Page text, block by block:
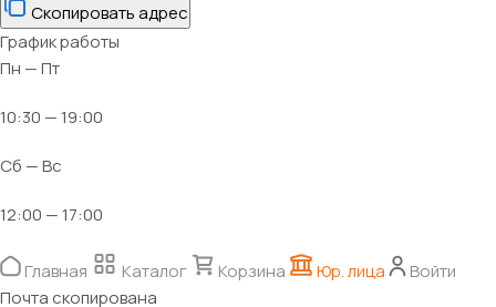
Скопировать адрес
График работы
Пн — Пт
10:30 — 19:00
Сб — Вс
12:00 — 17:00
Главная Каталог Корзина Юр. лица
Войти
Почта скопирована